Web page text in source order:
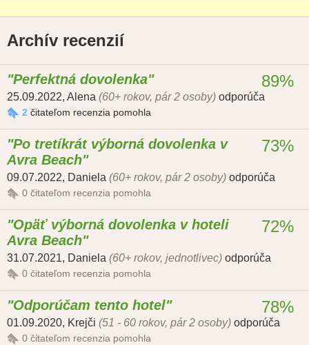
Archív recenzií
Perfektná dovolenka
25.09.2022, Alena (60+ rokov, pár 2 osoby) odporúča
2 čitateľom recenzia pomohla
89%
Po tretíkrát výborná dovolenka v
Avra Beach
09.07.2022, Daniela (60+ rokov, pár 2 osoby) odporúča
0 čitateľom recenzia pomohla
73%
Opäť výborná dovolenka v hoteli
Avra Beach
31.07.2021, Daniela (60+ rokov, jednotlivec) odporúča
0 čitateľom recenzia pomohla
72%
Odporúčam tento hotel
01.09.2020, Krejči (51 - 60 rokov, pár 2 osoby) odporúča
0 čitateľom recenzia pomohla
78%